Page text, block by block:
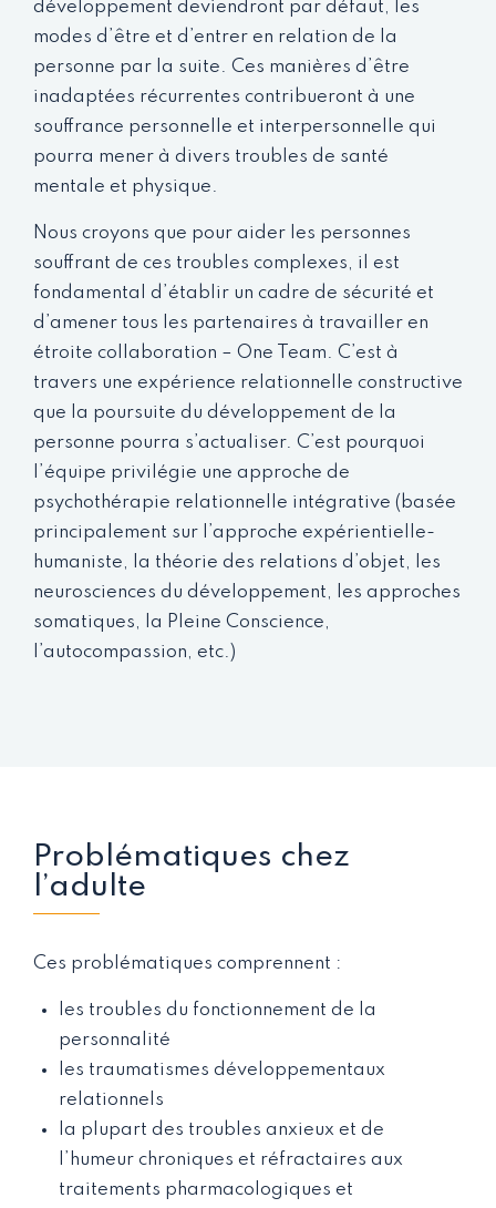
développement deviendront par défaut, les
modes d’être et d’entrer en relation de la
personne par la suite. Ces manières d’être
inadaptées récurrentes contribueront à une
souffrance personnelle et interpersonnelle qui
pourra mener à divers troubles de santé
mentale et physique.
Nous croyons que pour aider les personnes
souffrant de ces troubles complexes, il est
fondamental d’établir un cadre de sécurité et
d’amener tous les partenaires à travailler en
étroite collaboration – One Team. C’est à
travers une expérience relationnelle constructive
que la poursuite du développement de la
personne pourra s’actualiser. C’est pourquoi
l’équipe privilégie une approche de
psychothérapie relationnelle intégrative (basée
principalement sur l’approche expérientielle-
humaniste, la théorie des relations d’objet, les
neurosciences du développement, les approches
somatiques, la Pleine Conscience,
l’autocompassion, etc.)
Problématiques chez
l’adulte
Ces problématiques comprennent :
les troubles du fonctionnement de la
personnalité
les traumatismes développementaux
relationnels
la plupart des troubles anxieux et de
l’humeur chroniques et réfractaires aux
traitements pharmacologiques et